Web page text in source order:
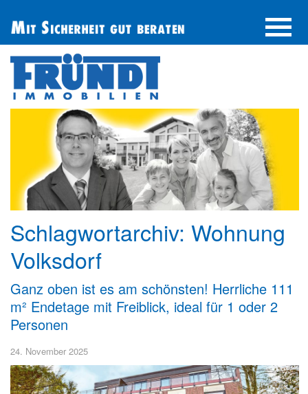
UNTERNEHMEN
IMMOBILIE FINDEN
IMMOBILIE ANBIETEN
BERATUNG
ÜBER UNS
SERVICE
Schlagwortarchiv: Wohnung
Volksdorf
Ganz oben ist es am schönsten! Herrliche 111
m² Endetage mit Freiblick, ideal für 1 oder 2
Personen
24. November 2025